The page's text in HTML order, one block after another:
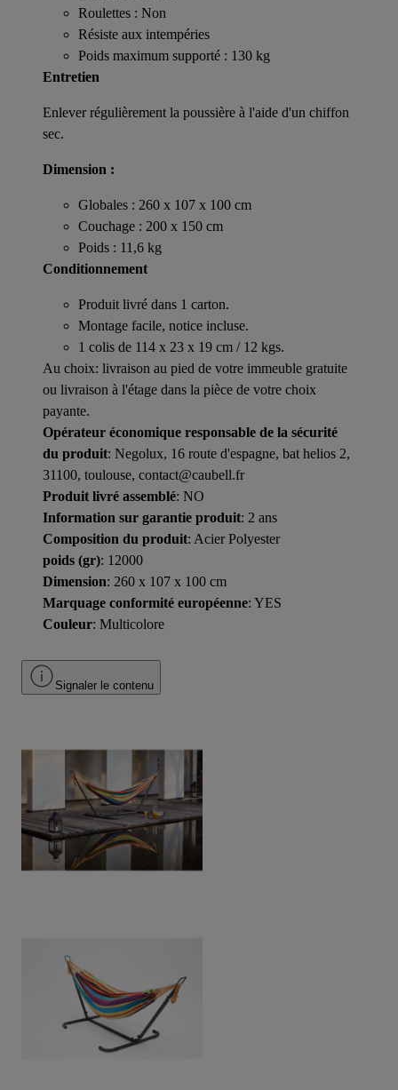
Roulettes : Non
Résiste aux intempéries
Poids maximum supporté : 130 kg
Entretien
Enlever régulièrement la poussière à l'aide d'un chiffon
sec.
Dimension :
Globales : 260 x 107 x 100 cm
Couchage : 200 x 150 cm
Poids : 11,6 kg
Conditionnement
Produit livré dans 1 carton.
Montage facile, notice incluse.
1 colis de 114 x 23 x 19 cm / 12 kgs.
Au choix: livraison au pied de votre immeuble gratuite
ou livraison à l'étage dans la pièce de votre choix
payante.
Opérateur économique responsable de la sécurité
du produit: Negolux, 16 route d'espagne, bat helios 2,
31100, toulouse, contact@caubell.fr
Produit livré assemblé: NO
Information sur garantie produit: 2 ans
Composition du produit: Acier Polyester
poids (gr): 12000
Dimension: 260 x 107 x 100 cm
Marquage conformité européenne: YES
Couleur: Multicolore
Signaler le contenu